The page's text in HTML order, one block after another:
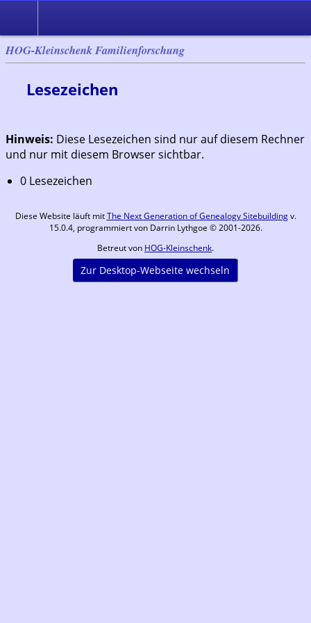
HOG-Kleinschenk Familienforschung
Lesezeichen
Hinweis: Diese Lesezeichen sind nur auf diesem Rechner
und nur mit diesem Browser sichtbar.
0 Lesezeichen
Diese Website läuft mitThe Next Generation of Genealogy Sitebuildingv.
15.0.4, programmiert von Darrin Lythgoe © 2001-2026.
Betreut von HOG-Kleinschenk.
Zur Desktop-Webseite wechseln